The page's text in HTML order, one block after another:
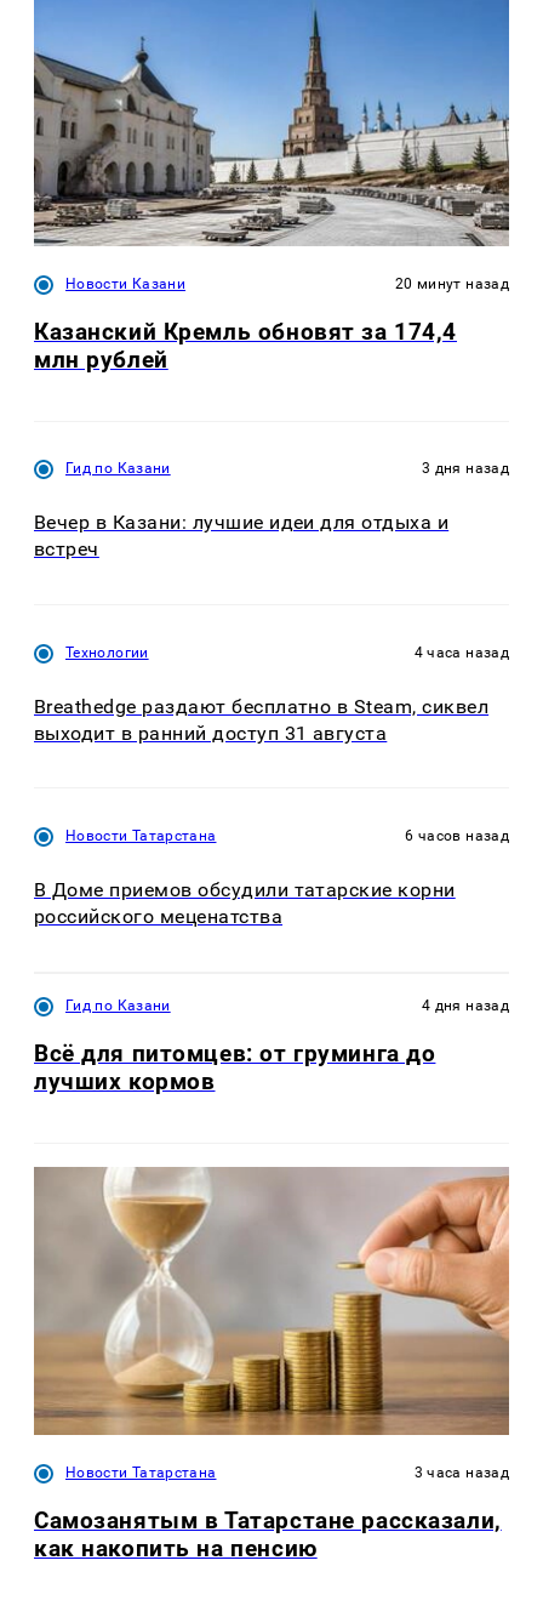
Новости Казани 20 минут назад
Казанский Кремль обновят за 174,4
млн рублей
Гид по Казани 3 дня назад
Вечер в Казани: лучшие идеи для отдыха и
встреч
Технологии 4 часа назад
Breathedge раздают бесплатно в Steam, сиквел
выходит в ранний доступ 31 августа
Новости Татарстана 6 часов назад
В Доме приемов обсудили татарские корни
российского меценатства
Гид по Казани 4 дня назад
Всё для питомцев: от груминга до
лучших кормов
Новости Татарстана 3 часа назад
Самозанятым в Татарстане рассказали,
как накопить на пенсию